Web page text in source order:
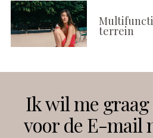
terrein
Instagram
Ik wil me
voor de E-mail